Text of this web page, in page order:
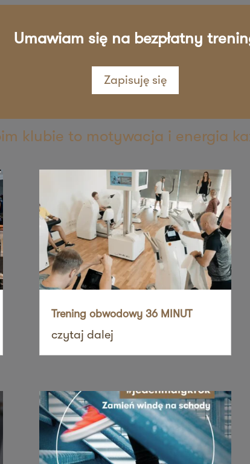
mnie
mnie
Umawiam się na bezpłatny
Zapisuję się
klubie to motywacja i energia
Trening obwodowy 36 MINUT
czytaj dalej